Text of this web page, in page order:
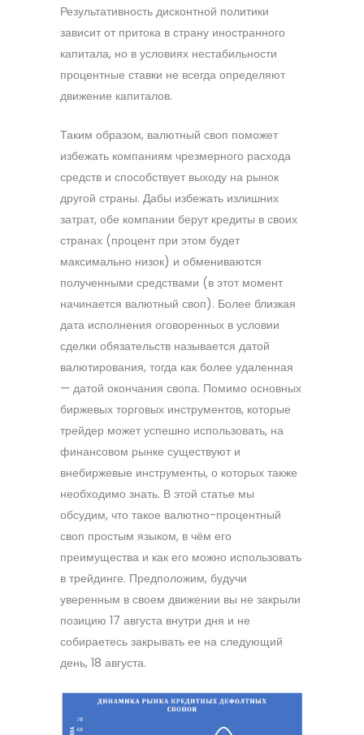
Результативность дисконтной политики
зависит от притока в страну иностранного
капитала, но в условиях нестабильности
процентные ставки не всегда определяют
движение капиталов.
Таким образом, валютный своп поможет
избежать компаниям чрезмерного расхода
средств и способствует выходу на рынок
другой страны. Дабы избежать излишних
затрат, обе компании берут кредиты в своих
странах (процент при этом будет
максимально низок) и обмениваются
полученными средствами (в этот момент
начинается валютный своп). Более близкая
дата исполнения оговоренных в условии
сделки обязательств называется датой
валютирования, тогда как более удаленная
— датой окончания свопа. Помимо основных
биржевых торговых инструментов, которые
трейдер может успешно использовать, на
финансовом рынке существуют и
внебиржевые инструменты, о которых также
необходимо знать. В этой статье мы
обсудим, что такое валютно-процентный
своп простым языком, в чём его
преимущества и как его можно использовать
в трейдинге. Предположим, будучи
уверенным в своем движении вы не закрыли
позицию 17 августа внутри дня и не
собираетесь закрывать ее на следующий
день, 18 августа.